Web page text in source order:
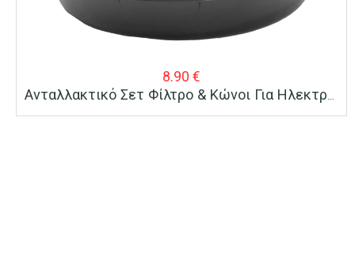
8.90 €
Ανταλλακτικό Σετ Φίλτρο & Κώνοι Για Ηλεκτρικό Στίφτη BRUNO BRN-0095